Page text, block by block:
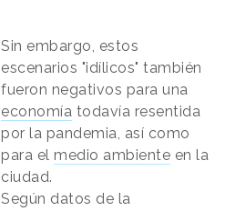
Sin embargo, estos
escenarios "idílicos" también
fueron negativos para una
economía todavía resentida
por la pandemia, así como
para el medio ambiente en la
ciudad.
Según datos de la